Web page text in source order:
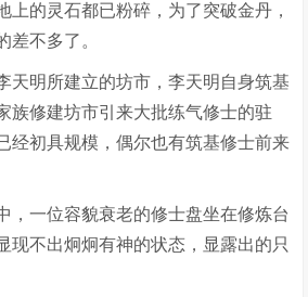
上的灵石都已粉碎，为了突破金丹，
差不多了。
天明所建立的坊市，李天明自身筑基
族修建坊市引来大批练气修士的驻
经初具规模，偶尔也有筑基修士前来
，一位容貌衰老的修士盘坐在修炼台
现不出炯炯有神的状态，显露出的只